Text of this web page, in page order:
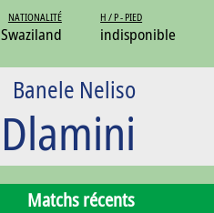
NATIONALITÉ
Swaziland
H / P - PIED
indisponible
Banele Neliso
Dlamini
Matchs récents